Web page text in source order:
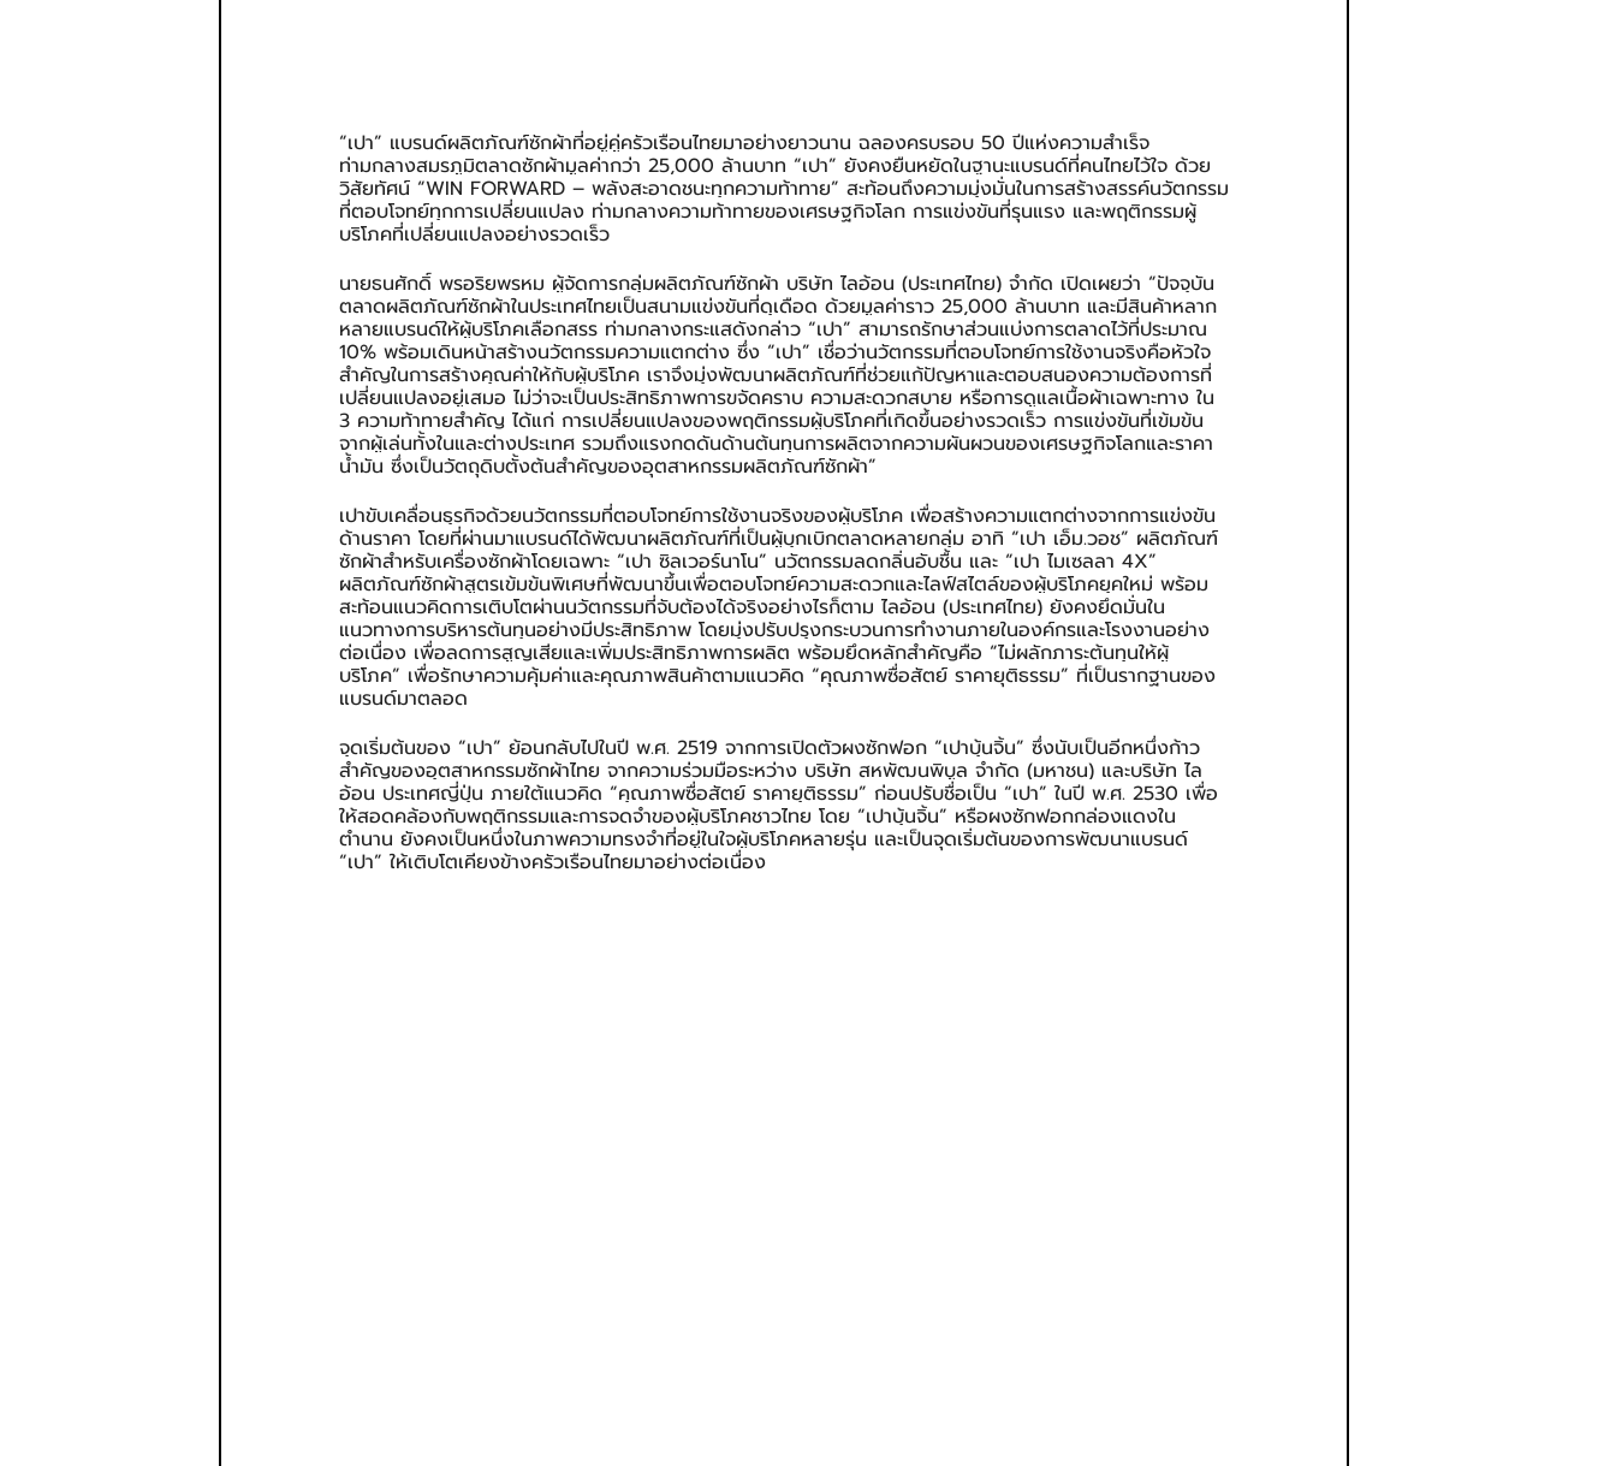
“เปา” แบรนด์ผลิตภัณฑ์ซักผ้าที่อยู่คู่ครัวเรือนไทยมาอย่างยาวนาน ฉลองครบรอบ 50 ปีแห่งความสำเร็จ
ท่ามกลางสมรภูมิตลาดซักผ้ามูลค่ากว่า 25,000 ล้านบาท “เปา” ยังคงยืนหยัดในฐานะแบรนด์ที่คนไทยไว้ใจ ด้วย
วิสัยทัศน์ “WIN FORWARD – พลังสะอาดชนะทุกความท้าทาย” สะท้อนถึงความมุ่งมั่นในการสร้างสรรค์นวัตกรรม
ที่ตอบโจทย์ทุกการเปลี่ยนแปลง ท่ามกลางความท้าทายของเศรษฐกิจโลก การแข่งขันที่รุนแรง และพฤติกรรมผู้
บริโภคที่เปลี่ยนแปลงอย่างรวดเร็ว
นายธนศักดิ์ พรอริยพรหม ผู้จัดการกลุ่มผลิตภัณฑ์ซักผ้า บริษัท ไลอ้อน (ประเทศไทย) จำกัด เปิดเผยว่า “ปัจจุบัน
ตลาดผลิตภัณฑ์ซักผ้าในประเทศไทยเป็นสนามแข่งขันที่ดุเดือด ด้วยมูลค่าราว 25,000 ล้านบาท และมีสินค้าหลาก
หลายแบรนด์ให้ผู้บริโภคเลือกสรร ท่ามกลางกระแสดังกล่าว “เปา” สามารถรักษาส่วนแบ่งการตลาดไว้ที่ประมาณ
10% พร้อมเดินหน้าสร้างนวัตกรรมความแตกต่าง ซึ่ง “เปา” เชื่อว่านวัตกรรมที่ตอบโจทย์การใช้งานจริงคือหัวใจ
สำคัญในการสร้างคุณค่าให้กับผู้บริโภค เราจึงมุ่งพัฒนาผลิตภัณฑ์ที่ช่วยแก้ปัญหาและตอบสนองความต้องการที่
เปลี่ยนแปลงอยู่เสมอ ไม่ว่าจะเป็นประสิทธิภาพการขจัดคราบ ความสะดวกสบาย หรือการดูแลเนื้อผ้าเฉพาะทาง ใน
3 ความท้าทายสำคัญ ได้แก่ การเปลี่ยนแปลงของพฤติกรรมผู้บริโภคที่เกิดขึ้นอย่างรวดเร็ว การแข่งขันที่เข้มข้น
จากผู้เล่นทั้งในและต่างประเทศ รวมถึงแรงกดดันด้านต้นทุนการผลิตจากความผันผวนของเศรษฐกิจโลกและราคา
น้ำมัน ซึ่งเป็นวัตถุดิบตั้งต้นสำคัญของอุตสาหกรรมผลิตภัณฑ์ซักผ้า”
เปาขับเคลื่อนธุรกิจด้วยนวัตกรรมที่ตอบโจทย์การใช้งานจริงของผู้บริโภค เพื่อสร้างความแตกต่างจากการแข่งขัน
ด้านราคา โดยที่ผ่านมาแบรนด์ได้พัฒนาผลิตภัณฑ์ที่เป็นผู้บุกเบิกตลาดหลายกลุ่ม อาทิ “เปา เอ็ม.วอช” ผลิตภัณฑ์
ซักผ้าสำหรับเครื่องซักผ้าโดยเฉพาะ “เปา ซิลเวอร์นาโน” นวัตกรรมลดกลิ่นอับชื้น และ “เปา ไมเซลลา 4X”
ผลิตภัณฑ์ซักผ้าสูตรเข้มข้นพิเศษที่พัฒนาขึ้นเพื่อตอบโจทย์ความสะดวกและไลฟ์สไตล์ของผู้บริโภคยุคใหม่ พร้อม
สะท้อนแนวคิดการเติบโตผ่านนวัตกรรมที่จับต้องได้จริงอย่างไรก็ตาม ไลอ้อน (ประเทศไทย) ยังคงยึดมั่นใน
แนวทางการบริหารต้นทุนอย่างมีประสิทธิภาพ โดยมุ่งปรับปรุงกระบวนการทำงานภายในองค์กรและโรงงานอย่าง
ต่อเนื่อง เพื่อลดการสูญเสียและเพิ่มประสิทธิภาพการผลิต พร้อมยึดหลักสำคัญคือ “ไม่ผลักภาระต้นทุนให้ผู้
บริโภค” เพื่อรักษาความคุ้มค่าและคุณภาพสินค้าตามแนวคิด “คุณภาพซื่อสัตย์ ราคายุติธรรม” ที่เป็นรากฐานของ
แบรนด์มาตลอด
จุดเริ่มต้นของ “เปา” ย้อนกลับไปในปี พ.ศ. 2519 จากการเปิดตัวผงซักฟอก “เปาบุ้นจิ้น” ซึ่งนับเป็นอีกหนึ่งก้าว
สำคัญของอุตสาหกรรมซักผ้าไทย จากความร่วมมือระหว่าง บริษัท สหพัฒนพิบูล จำกัด (มหาชน) และบริษัท ไล
อ้อน ประเทศญี่ปุ่น ภายใต้แนวคิด “คุณภาพซื่อสัตย์ ราคายุติธรรม” ก่อนปรับชื่อเป็น “เปา” ในปี พ.ศ. 2530 เพื่อ
ให้สอดคล้องกับพฤติกรรมและการจดจำของผู้บริโภคชาวไทย โดย “เปาบุ้นจิ้น” หรือผงซักฟอกกล่องแดงใน
ตำนาน ยังคงเป็นหนึ่งในภาพความทรงจำที่อยู่ในใจผู้บริโภคหลายรุ่น และเป็นจุดเริ่มต้นของการพัฒนาแบรนด์
“เปา” ให้เติบโตเคียงข้างครัวเรือนไทยมาอย่างต่อเนื่อง